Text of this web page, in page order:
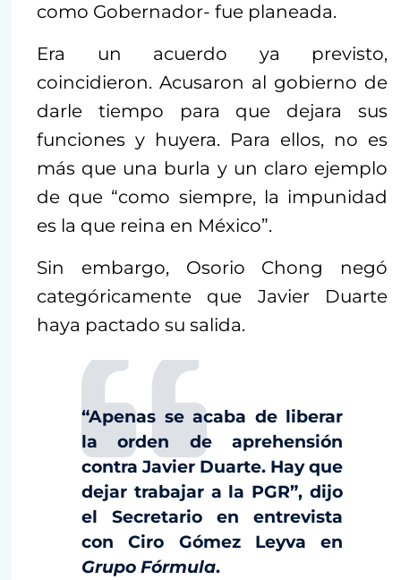
como Gobernador- fue planeada.
Era un acuerdo ya previsto,
coincidieron. Acusaron al gobierno de
darle tiempo para que dejara sus
funciones y huyera. Para ellos, no es
más que una burla y un claro ejemplo
de que “como siempre, la impunidad
es la que reina en México”.
Sin embargo, Osorio Chong negó
categóricamente que Javier Duarte
haya pactado su salida.
“Apenas se acaba de liberar
la orden de aprehensión
contra Javier Duarte. Hay que
dejar trabajar a la PGR”, dijo
el Secretario en entrevista
con Ciro Gómez Leyva en
Grupo Fórmula.